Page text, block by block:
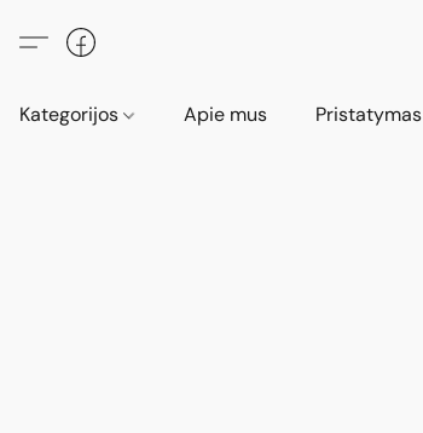
Kategorijos Apie mus Pristatymas